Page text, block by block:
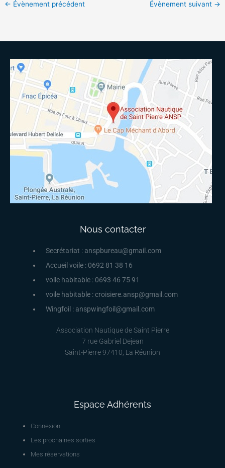
← Évènement précédent Évènement suivant →
Nous contacter
Secrétariat : anspbureau@gmail.com
Accueil voile : 0692 81 38 16
voile habitable : 0693 46 75 91
voile habitable : croisiere.ansp@gmail.com
Wingfoil : anspwingfoil@gmail.com
Association Nautique de Saint Pierre
7 rue Gabriel Dejean
Saint-Pierre 97410, La Réunion
Espace Adhérents
Connexion
Les prochaines sorties
Mes réservations